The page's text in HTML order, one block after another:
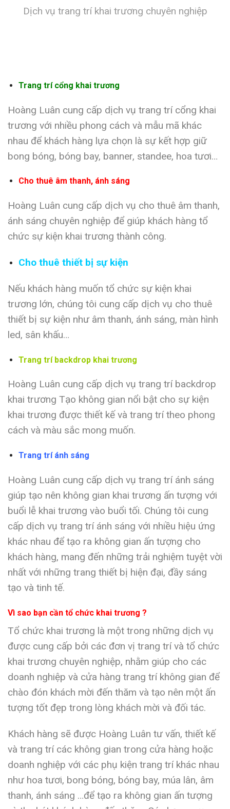
Dịch vụ trang trí khai trương chuyên nghiệp
Trang trí cổng khai trương
Hoàng Luân cung cấp dịch vụ trang trí cổng khai
trương với nhiều phong cách và mẫu mã khác
nhau để khách hàng lựa chọn là sự kết hợp giữ
bong bóng, bóng bay, banner, standee, hoa tươi…
Cho thuê âm thanh, ánh sáng
Hoàng Luân cung cấp dịch vụ cho thuê âm thanh,
ánh sáng chuyên nghiệp để giúp khách hàng tổ
chức sự kiện khai trương thành công.
Cho thuê thiết bị sự kiện
Nếu khách hàng muốn tổ chức sự kiện khai
trương lớn, chúng tôi cung cấp dịch vụ cho thuê
thiết bị sự kiện như âm thanh, ánh sáng, màn hình
led, sân khấu…
Trang trí backdrop khai trương
Hoàng Luân cung cấp dịch vụ trang trí backdrop
khai trương Tạo không gian nổi bật cho sự kiện
khai trương được thiết kế và trang trí theo phong
cách và màu sắc mong muốn.
Trang trí ánh sáng
Hoàng Luân cung cấp dịch vụ trang trí ánh sáng
giúp tạo nên không gian khai trương ấn tượng với
buổi lễ khai trương vào buổi tối. Chúng tôi cung
cấp dịch vụ trang trí ánh sáng với nhiều hiệu ứng
khác nhau để tạo ra không gian ấn tượng cho
khách hàng, mang đến những trải nghiệm tuyệt vời
nhất với những trang thiết bị hiện đại, đầy sáng
tạo và tinh tế.
Vì sao bạn cần tổ chức khai trương ?
Tổ chức khai trương là một trong những dịch vụ
được cung cấp bởi các đơn vị trang trí và tổ chức
khai trương chuyên nghiệp, nhằm giúp cho các
doanh nghiệp và cửa hàng trang trí không gian để
chào đón khách mời đến thăm và tạo nên một ấn
tượng tốt đẹp trong lòng khách mời và đối tác.
Khách hàng sẽ được Hoàng Luân tư vấn, thiết kế
và trang trí các không gian trong cửa hàng hoặc
doanh nghiệp với các phụ kiện trang trí khác nhau
như hoa tươi, bong bóng, bóng bay, múa lân, âm
thanh, ánh sáng …để tạo ra không gian ấn tượng